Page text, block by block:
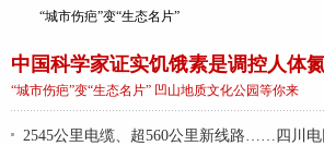
“城市伤疤”变“生态名片”
中国科学家证实饥饿素是调控人体
“城市伤疤”变“生态名片” 凹山地质文化公园等你来
2545公里电缆、超560公里新线路……四川电